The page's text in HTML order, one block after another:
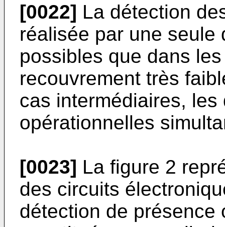
[0022] La détection
réalisée par une seule
possibles que dans
recouvrement très
cas intermédiaires,
opérationnelles
[0023] La figure 2
des circuits
détection de présence